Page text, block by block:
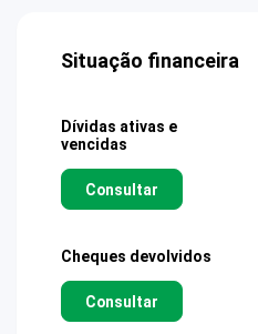
Situação financeira
Dívidas ativas e
vencidas
Consultar
Cheques devolvidos
Consultar